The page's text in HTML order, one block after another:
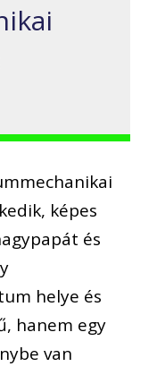
képes
és
helye és
hanem egy
van